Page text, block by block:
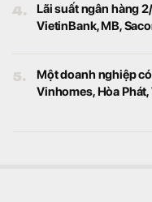
4.
Lãi suất ngân hàng
VietinBank, MB,
5.
Một doanh nghiệp
Vinhomes, Hòa